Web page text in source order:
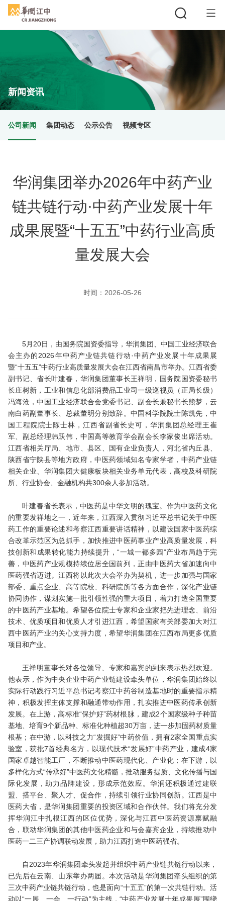
搜索
新闻资讯
公司新闻 集团动态 公示公告 视频专区
华润集团举办2026年中药产业
链共链行动·中药产业发展十年
成果展暨“十五五”中药行业高质
量发展大会
时间： 2026-05-26
5月20日，由国务院国资委指导，华润集团、中国工业经济联合
会主办的2026年中药产业链共链行动·中药产业发展十年成果展
暨“十五五”中药行业高质量发展大会在江西省南昌市举办。江西省委
副书记、省长叶建春，华润集团董事长王祥明，国务院国资委秘书
长庄树新，工业和信息化部消费品工业司一级巡视员（正局长级）
冯海沧，中国工业经济联合会党委书记、副会长兼秘书长熊梦，云
南白药副董事长、总裁董明分别致辞。中国科学院院士陈凯先，中
国工程院院士陈士林，江西省副省长史可，华润集团总经理王崔
军、副总经理韩跃伟，中国高等教育学会副会长李家俊出席活动。
江西省相关厅局、地市、县区、国有企业负责人，河北省内丘县、
陕西省宁陕县等地方政府，中医药领域知名专家学者，中药产业链
相关企业、华润集团大健康板块相关业务单元代表，高校及科研院
所、行业协会、金融机构共300余人参加活动。
叶建春省长表示，中医药是中华文明的瑰宝。作为中医药文化
的重要发祥地之一，近年来，江西深入贯彻习近平总书记关于中医
药工作的重要论述和考察江西重要讲话精神，以建设国家中医药综
合改革示范区为总抓手，加快推进中医药事业产业高质量发展，科
技创新和成果转化能力持续提升，“一城一都多园”产业布局趋于完
善，中医药产业规模持续位居全国前列，正由中医药大省加速向中
医药强省迈进。江西将以此次大会举办为契机，进一步加强与国家
部委、重点企业、高等院校、科研院所等各方面合作，深化产业链
协同协作，谋划实施一批引领性强的重大项目，着力打造全国重要
的中医药产业基地。希望各位院士专家和企业家把先进理念、前沿
技术、优质项目和优质人才引进江西，希望国家有关部委加大对江
西中医药产业的关心支持力度，希望华润集团在江西布局更多优质
项目和产业。
王祥明董事长对各位领导、专家和嘉宾的到来表示热烈欢迎。
他表示，作为中央企业中药产业链建设牵头单位，华润集团始终以
实际行动践行习近平总书记考察江中药谷制造基地时的重要指示精
神，积极发挥主体支撑和融通带动作用，扎实推进中医药传承创新
发展。在上游，高标准“保护好”药材根脉，建成2个国家级种子种苗
基地、培育9个新品种、标准化种植超30万亩，进一步加固药材质量
根基；在中游，以科技之力“发掘好”中药价值，拥有2家全国重点实
验室，获批7首经典名方，以现代技术“发展好”中药产业，建成4家
国家卓越智能工厂，不断推动中医药现代化、产业化；在下游，以
多样化方式“传承好”中医药文化精髓，推动服务提质、文化传播与国
际化发展，助力品牌建设，形成示范效应。华润还积极通过建联
盟、搭平台、聚人才、促合作，持续引领行业协同创新。江西是中
医药大省，是华润集团重要的投资区域和合作伙伴。我们将充分发
挥华润江中扎根江西的区位优势，深化与江西中医药资源禀赋融
合，联动华润集团的其他中医药企业和与会嘉宾企业，持续推动中
医药一二三产协调联动发展，助力江西打造中医药强省。
自2023年华润集团牵头发起并组织中药产业链共链行动以来，
已先后在云南、山东举办两届。本次活动是华润集团牵头组织的第
三次中药产业链共链行动，也是面向“十五五”的第一次共链行动。活
动以“一展、一会、一行动”为主线，“中药产业发展十年成果展”围绕